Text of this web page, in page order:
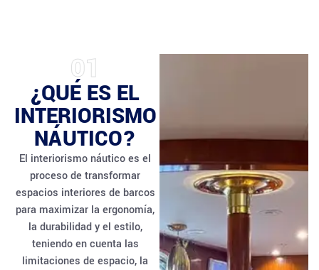
01
¿QUÉ ES EL
INTERIORISMO
NÁUTICO?
El interiorismo náutico es el
proceso de transformar
espacios interiores de barcos
para maximizar la ergonomía,
la durabilidad y el estilo,
teniendo en cuenta las
limitaciones de espacio, la